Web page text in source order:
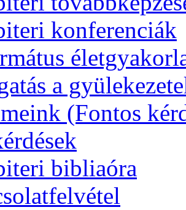
konferenciák
a
(Fontos
bibliaóra